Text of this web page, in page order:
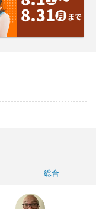
総合